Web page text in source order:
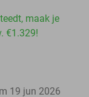
maak je
€1.329!
19 jun 2026